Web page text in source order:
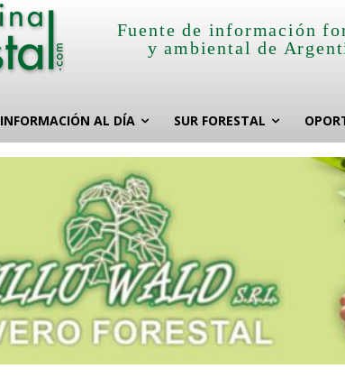
Fuente de información
y ambiental de
INFORMACIÓN AL DÍA SUR FORESTAL